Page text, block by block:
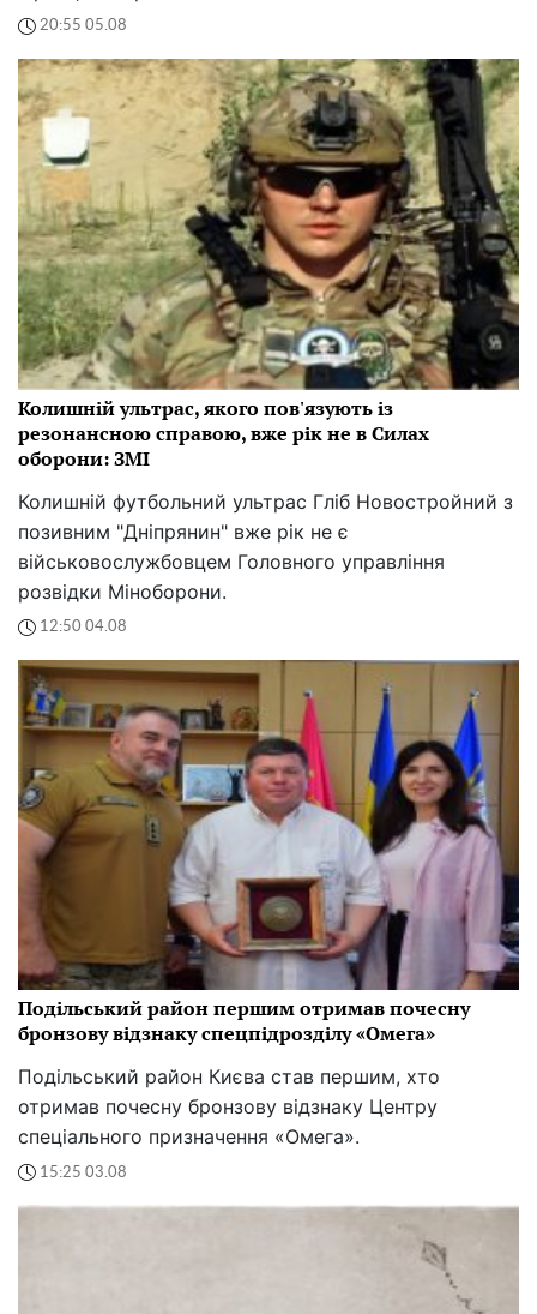
20:55 05.08
Колишній ультрас, якого пов'язують із
резонансною справою, вже рік не в Силах
оборони: ЗМІ
Колишній футбольний ультрас Гліб Новостройний з
позивним "Дніпрянин" вже рік не є
військовослужбовцем Головного управління
розвідки Міноборони.
12:50 04.08
Подільський район першим отримав почесну
бронзову відзнаку спецпідрозділу «Омега»
Подільський район Києва став першим, хто
отримав почесну бронзову відзнаку Центру
спеціального призначення «Омега».
15:25 03.08